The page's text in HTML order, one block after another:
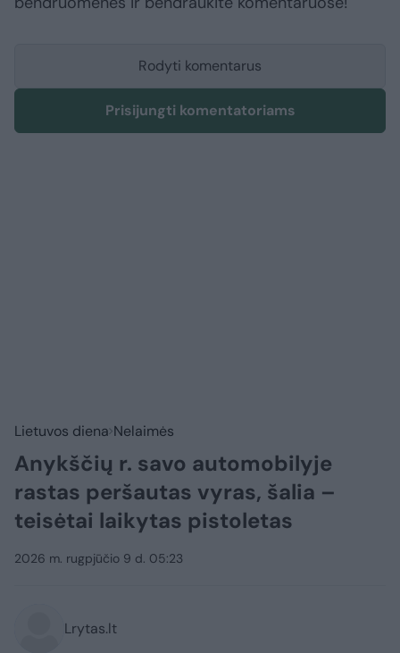
Rodyti komentarus
Prisijungti komentatoriams
Lietuvos diena Nelaimės
Anykščių r. savo automobilyje
rastas peršautas vyras, šalia –
teisėtai laikytas pistoletas
2026 m. rugpjūčio 9 d. 05:23
Lrytas.lt